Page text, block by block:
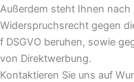
Außerdem steht Ihnen nach
Widerspruchsrecht gegen
f DSGVO beruhen, sowie
von Direktwerbung.
Kontaktieren Sie uns auf